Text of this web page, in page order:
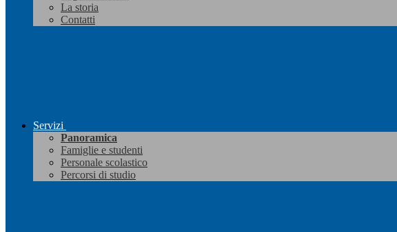
La storia
Contatti
Servizi
Panoramica
Famiglie e studenti
Personale scolastico
Percorsi di studio